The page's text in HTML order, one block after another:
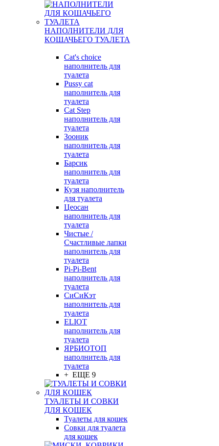
НАПОЛНИТЕЛИ ДЛЯ
КОШАЧЬЕГО ТУАЛЕТА
Cat's choice
наполнитель для
туалета
Pussy cat
наполнитель для
туалета
Cat Step
наполнитель для
туалета
Зооник
наполнитель для
туалета
Барсик
наполнитель для
туалета
Кузя наполнитель
для туалета
Цеосан
наполнитель для
туалета
Чистые /
Счастливые лапки
наполнитель для
туалета
Pi-Pi-Bent
наполнитель для
туалета
СиСиКэт
наполнитель для
туалета
ELIOT
наполнитель для
туалета
ЯРБИОТОП
наполнитель для
туалета
+ ЕЩЕ 9
ТУАЛЕТЫ И СОВКИ
ДЛЯ КОШЕК
Туалеты для кошек
Совки для туалета
для кошек